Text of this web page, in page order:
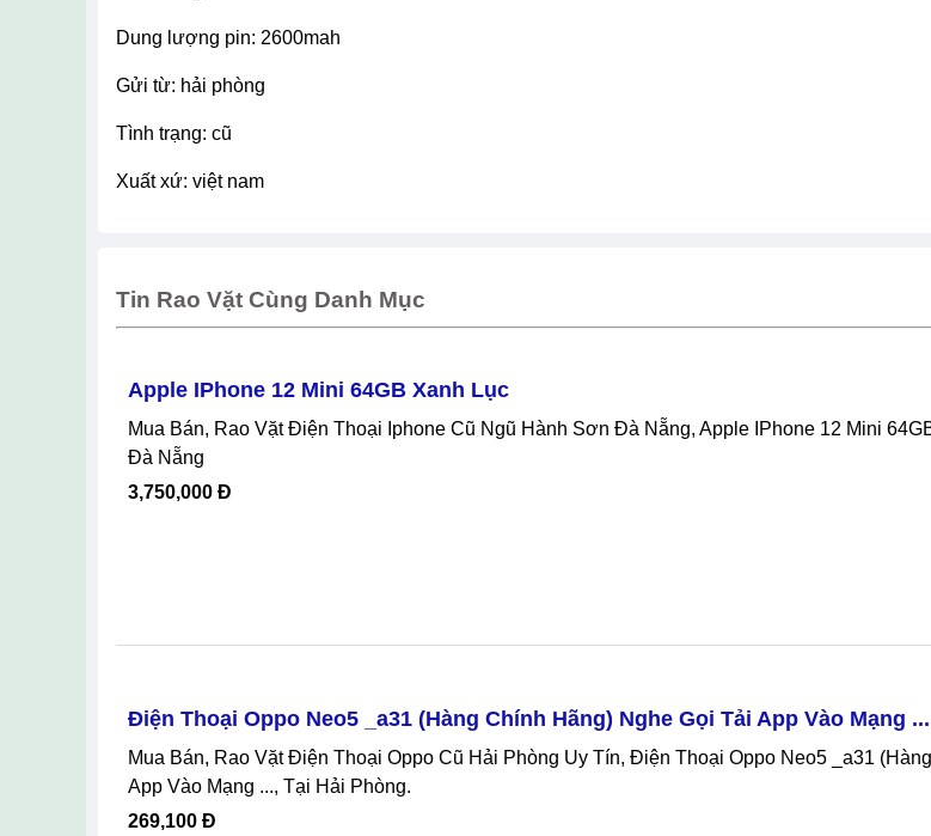
dung lượng pin: 2600mah
gửi từ: hải phòng
tình trạng: cũ
xuất xứ: việt nam
Apple IPhone 12 Mini 64GB Xanh Lục
Mua Bán, Rao Vặt Điện Thoại Iphone Cũ Ngũ Hành Sơn Đà Nẵng, Apple IPhone 12 Mini 64GB Xanh Lục Tại Ngũ Hành Sơn